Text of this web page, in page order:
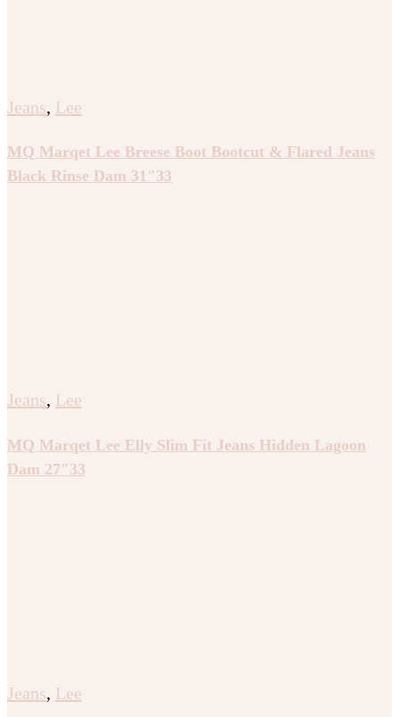
Jeans, Lee
MQ Marqet Lee Breese Boot Bootcut & Flared Jeans
Black Rinse Dam 31″33
Jeans, Lee
MQ Marqet Lee Elly Slim Fit Jeans Hidden Lagoon
Dam 27″33
Jeans, Lee